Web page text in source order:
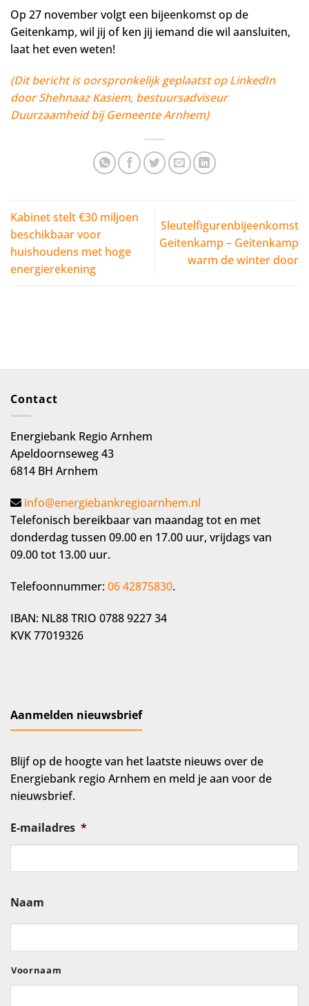
Op 27 november volgt een bijeenkomst op de
Geitenkamp, wil jij of ken jij iemand die wil aansluiten,
laat het even weten!
(Dit bericht is oorspronkelijk geplaatst op LinkedIn
door Shehnaaz Kasiem, bestuursadviseur
Duurzaamheid bij Gemeente Arnhem)
Kabinet stelt €30 miljoen
beschikbaar voor
huishoudens met hoge
energierekening
Sleutelfigurenbijeenkomst
Geitenkamp – Geitenkamp
warm de winter door
Contact
Energiebank Regio Arnhem
Apeldoornseweg 43
6814 BH Arnhem
info@energiebankregioarnhem.nl
Telefonisch bereikbaar van maandag tot en met
donderdag tussen 09.00 en 17.00 uur, vrijdags van
09.00 tot 13.00 uur.
Telefoonnummer:06 42875830.
IBAN: NL88 TRIO 0788 9227 34
KVK 77019326
Aanmelden nieuwsbrief
Blijf op de hoogte van het laatste nieuws over de
Energiebank regio Arnhem en meld je aan voor de
nieuwsbrief.
E-mailadres *
Naam
Voornaam